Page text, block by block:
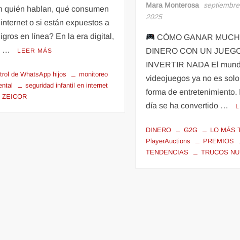
quién hablan, qué consumen
o si están expuestos a
en línea? En la era digital,
…
LEER MÁS
de WhatsApp hijos
monitoreo
seguridad infantil en internet
ZEICOR
Mara Monterosa
2025
CÓMO GANAR
DINERO CON UN
INVERTIR NADA El
videojuegos ya no es
forma de entretenimiento.
día se ha convertido …
DINERO G2G
LO MÁS
PlayerAuctions
PREMIOS
TENDENCIAS
TRUCOS